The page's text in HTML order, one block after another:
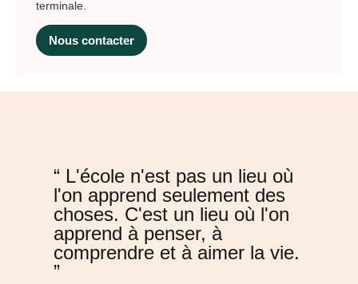
terminale.
Nous contacter
“ L'école n'est pas un lieu où
l'on apprend seulement des
choses. C'est un lieu où l'on
apprend à penser, à
comprendre et à aimer la vie.
”